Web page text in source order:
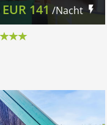
EUR 141 /Nacht